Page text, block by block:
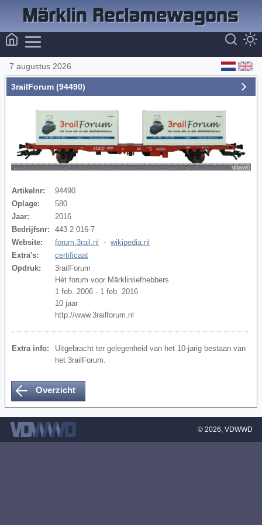
7 augustus 2026
3railForum (94490)
Artikelnr:
94490
Oplage:
580
Jaar:
2016
Bedrijfsnr:
443 2 016-7
Website:
forum.3rail.nl - wikipedia.nl
Extra's:
certificaat
Opdruk:
3railForum
Hét forum voor Märklinliefhebbers
1 feb. 2006 - 1 feb. 2016
10 jaar
http://www.3railforum.nl
Extra info:
Uitgebracht ter gelegenheid van het 10-jarig bestaan van
het 3railForum.
Overzicht
© 2026, VDWWD